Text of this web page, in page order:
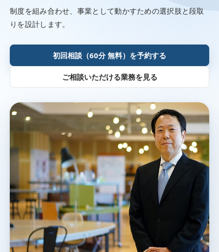
制度を組み合わせ、事業として動かすための選択肢と段取
りを設計します。
初回相談（60分 無料）を予約する
ご相談いただける業務を見る